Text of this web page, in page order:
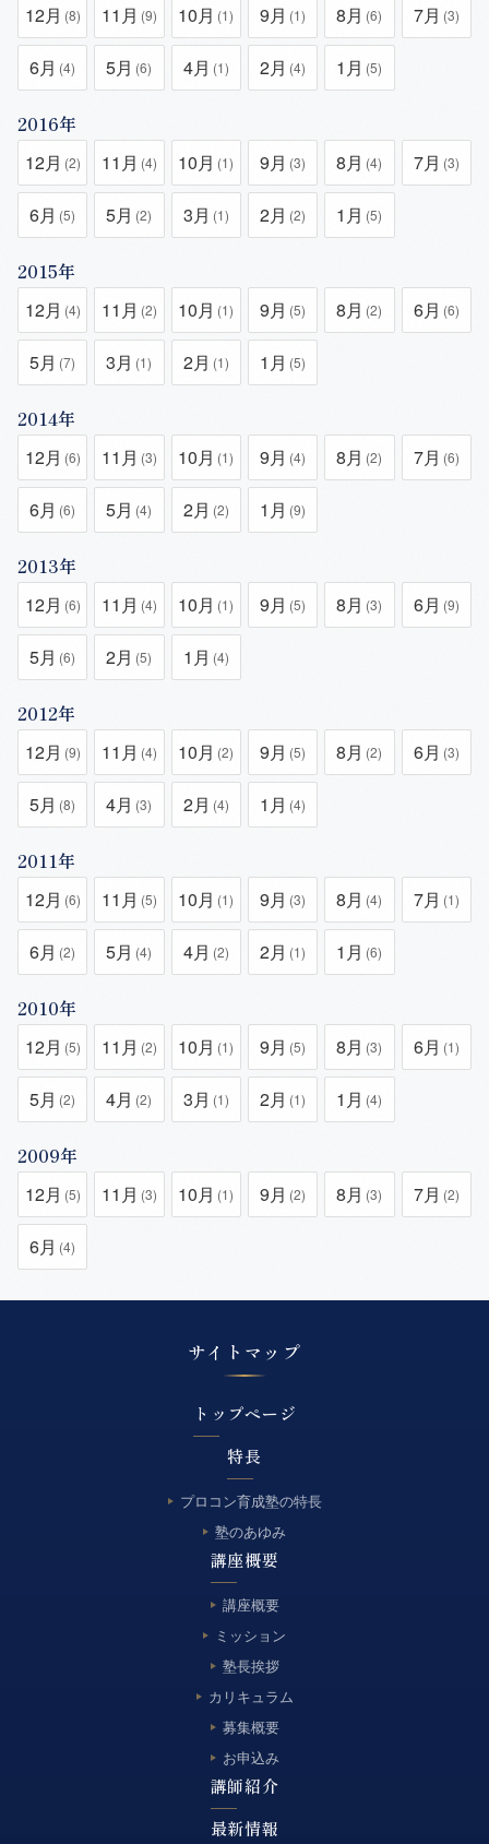
12月 (8) 11月 (9) 10月 (1) 9月 (1) 8月 (6) 7月 (3)
6月 (4) 5月 (6) 4月 (1) 2月 (4) 1月 (5)
2016年
12月 (2) 11月 (4) 10月 (1) 9月 (3) 8月 (4) 7月 (3)
6月 (5) 5月 (2) 3月 (1) 2月 (2) 1月 (5)
2015年
12月 (4) 11月 (2) 10月 (1) 9月 (5) 8月 (2) 6月 (6)
5月 (7) 3月 (1) 2月 (1) 1月 (5)
2014年
12月 (6) 11月 (3) 10月 (1) 9月 (4) 8月 (2) 7月 (6)
6月 (6) 5月 (4) 2月 (2) 1月 (9)
2013年
12月 (6) 11月 (4) 10月 (1) 9月 (5) 8月 (3) 6月 (9)
5月 (6) 2月 (5) 1月 (4)
2012年
12月 (9) 11月 (4) 10月 (2) 9月 (5) 8月 (2) 6月 (3)
5月 (8) 4月 (3) 2月 (4) 1月 (4)
2011年
12月 (6) 11月 (5) 10月 (1) 9月 (3) 8月 (4) 7月 (1)
6月 (2) 5月 (4) 4月 (2) 2月 (1) 1月 (6)
2010年
12月 (5) 11月 (2) 10月 (1) 9月 (5) 8月 (3) 6月 (1)
5月 (2) 4月 (2) 3月 (1) 2月 (1) 1月 (4)
2009年
12月 (5) 11月 (3) 10月 (1) 9月 (2) 8月 (3) 7月 (2)
6月 (4)
サイトマップ
トップページ
特長
プロコン育成塾の特長
塾のあゆみ
講座概要
講座概要
ミッション
塾長挨拶
カリキュラム
募集概要
お申込み
講師紹介
最新情報